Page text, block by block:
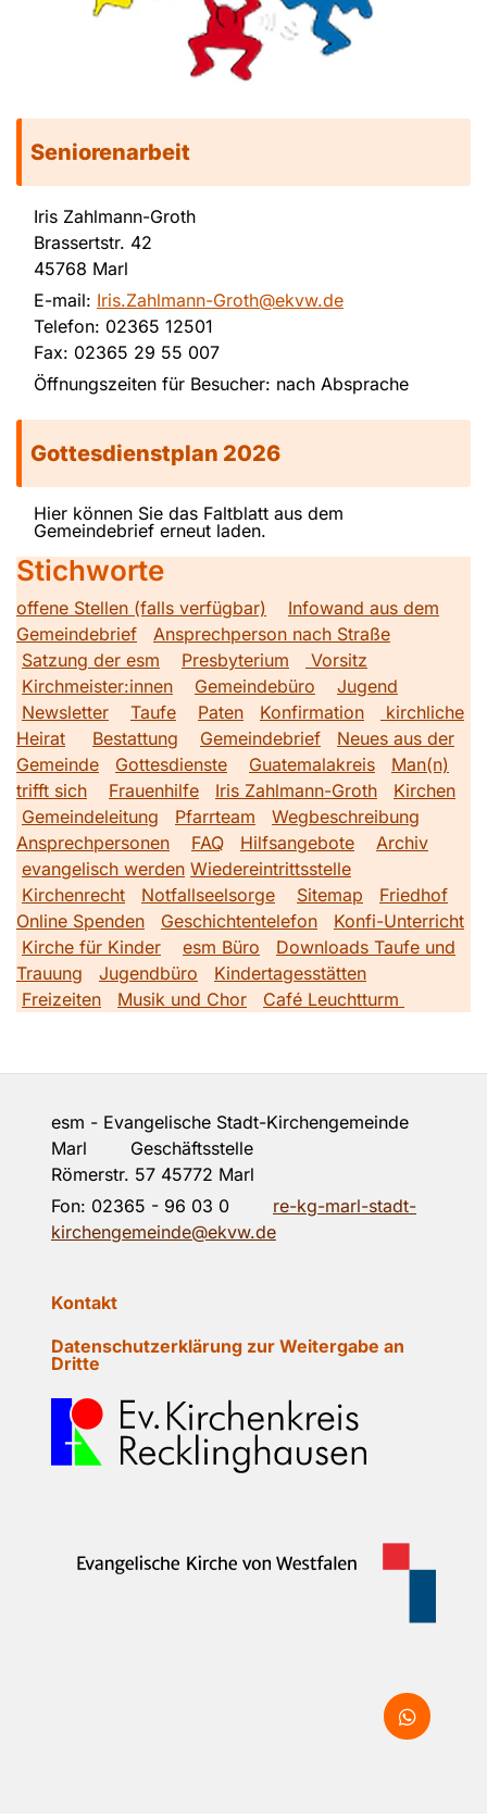
Seniorenarbeit
Iris Zahlmann-Groth
Brassertstr. 42
45768 Marl
E-mail: Iris.Zahlmann-Groth@ekvw.de
Telefon: 02365 12501
Fax: 02365 29 55 007
Öffnungszeiten für Besucher: nach Absprache
Gottesdienstplan 2026
Hier können Sie das Faltblatt aus dem
Gemeindebrief erneut laden.
Stichworte
offene Stellen (falls verfügbar)
Infowand aus dem
Gemeindebrief
Ansprechperson nach Straße
Satzung der esm
Presbyterium
Vorsitz
Kirchmeister:innen
Gemeindebüro
Jugend
Newsletter
Taufe Paten Konfirmation
kirchliche
Heirat
Bestattung Gemeindebrief
Neues aus der
Gemeinde
Gottesdienste Guatemalakreis
Man(n)
trifft sich
Frauenhilfe Iris Zahlmann-Groth
Kirchen
Gemeindeleitung
Pfarrteam
Wegbeschreibung
Ansprechpersonen
FAQ Hilfsangebote
Archiv
evangelisch werden Wiedereintrittsstelle
Kirchenrecht
Notfallseelsorge Sitemap
Friedhof
Online Spenden
Geschichtentelefon
Konfi-Unterricht
Kirche für Kinder
esm Büro
Downloads Taufe und
Trauung
Jugendbüro
Kindertagesstätten
Freizeiten
Musik und Chor Café Leuchtturm
esm - Evangelische Stadt-Kirchengemeinde
Marl Geschäftsstelle
Römerstr. 57 45772 Marl
Fon: 02365 - 96 03 0
re-kg-marl-stadt-
kirchengemeinde@ekvw.de
Kontakt
Datenschutzerklärung zur Weitergabe an
Dritte